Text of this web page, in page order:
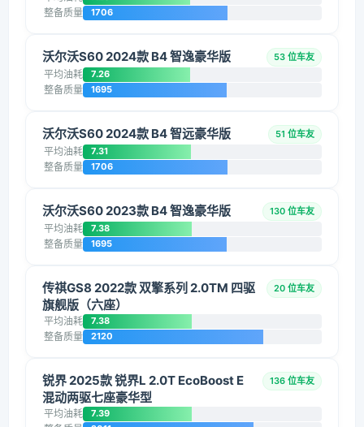
整备质量 1706
沃尔沃S60 2024款 B4 智逸豪华版 53 位车友
平均油耗 7.26
整备质量 1695
沃尔沃S60 2024款 B4 智远豪华版 51 位车友
平均油耗 7.31
整备质量 1706
沃尔沃S60 2023款 B4 智逸豪华版 130 位车友
平均油耗 7.38
整备质量 1695
传祺GS8 2022款 双擎系列 2.0TM 四驱
旗舰版（六座）
20 位车友
平均油耗 7.38
整备质量 2120
锐界 2025款 锐界L 2.0T EcoBoost E
混动两驱七座豪华型
136 位车友
平均油耗 7.39